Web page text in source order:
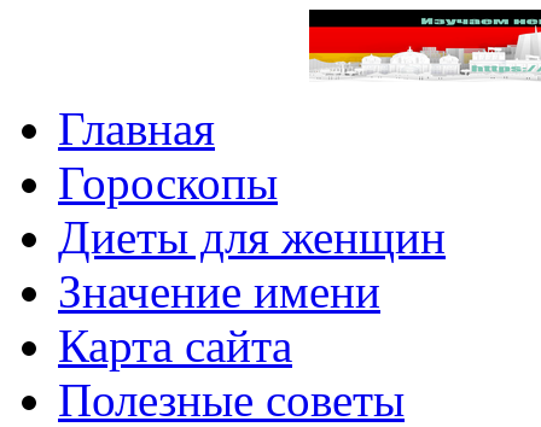
Главная
Гороскопы
Диеты для женщин
Значение имени
Карта сайта
Полезные советы